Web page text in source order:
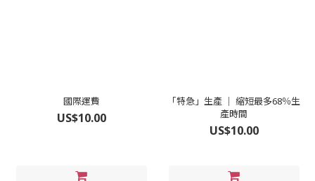
國際運費
US$10.00
「特急」生產 ｜ 縮短最多68％生
產時間
US$10.00